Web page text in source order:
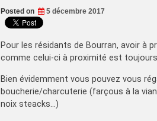
Posted on 5 décembre 2017
Pour les résidants de Bourran, avoir à
comme celui-ci à proximité est
Bien évidemment vous pouvez vous
boucherie/charcuterie (farçous à la
noix steacks…)